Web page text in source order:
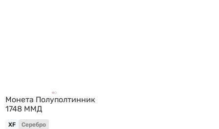
Монета Полуполтинник
1748 ММД
XF Серебро